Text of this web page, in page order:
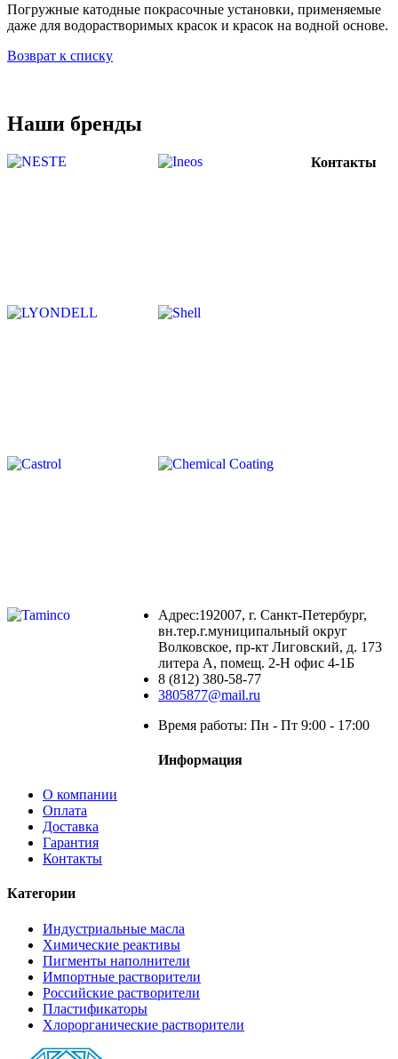
Погружные катодные покрасочные установки, применяемые
даже для водорастворимых красок и красок на водной основе.
Возврат к списку
Наши бренды
Контакты
Адрес:192007, г. Санкт-Петербург,
вн.тер.г.муниципальный округ
Волковское, пр-кт Лиговский, д. 173
литера А, помещ. 2-Н офис 4-1Б
8 (812) 380-58-77
3805877@mail.ru
Время работы: Пн - Пт 9:00 - 17:00
Информация
О компании
Оплата
Доставка
Гарантия
Контакты
Категории
Индустриальные масла
Химические реактивы
Пигменты наполнители
Импортные растворители
Российские растворители
Пластификаторы
Хлорорганические растворители